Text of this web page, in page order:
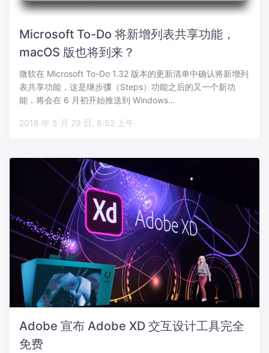
Microsoft To-Do 将新增列表共享功能，
macOS 版也将到来？
微软在 Microsoft To-Do 1.32 版本的更新清单中确认将新增列
表共享功能，这是继步骤（Steps）功能之后的又一个新功
能，将会在 6 月初开始推送到 Windows…
2018 年 5 月 29 日, 8:52 上午
Adobe 宣布 Adobe XD 交互设计工具完全
免费